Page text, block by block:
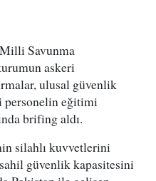
Savunma
askeri
ulusal güvenlik
personelin eğitimi
brifing aldı.
silahlı kuvvetlerini
güvenlik kapasitesini